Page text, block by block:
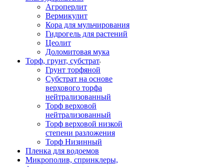
Агроперлит
Вермикулит
Кора для мульчирования
Гидрогель для растений
Цеолит
Доломитовая мука
Торф, грунт, субстрат
Грунт торфяной
Субстрат на основе
верхового торфа
нейтрализованный
Торф верховой
нейтрализованный
Торф верховой низкой
степени разложения
Торф Низинный
Пленка для водоемов
Микрополив, спринклеры,